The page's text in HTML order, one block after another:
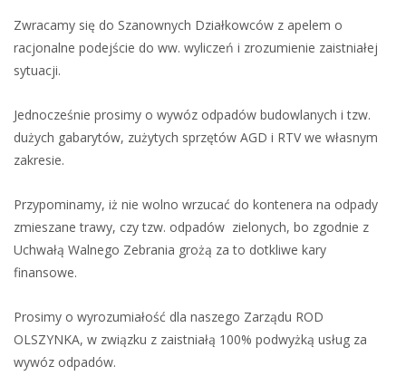
Zwracamy się do Szanownych Działkowców z apelem o
racjonalne podejście do ww. wyliczeń i zrozumienie zaistniałej
sytuacji.
Jednocześnie prosimy o wywóz odpadów budowlanych i tzw.
dużych gabarytów, zużytych sprzętów AGD i RTV we własnym
zakresie.
Przypominamy, iż nie wolno wrzucać do kontenera na odpady
zmieszane trawy, czy tzw. odpadów zielonych, bo zgodnie z
Uchwałą Walnego Zebrania grożą za to dotkliwe kary
finansowe.
Prosimy o wyrozumiałość dla naszego Zarządu ROD
OLSZYNKA, w związku z zaistniałą 100% podwyżką usług za
wywóz odpadów.